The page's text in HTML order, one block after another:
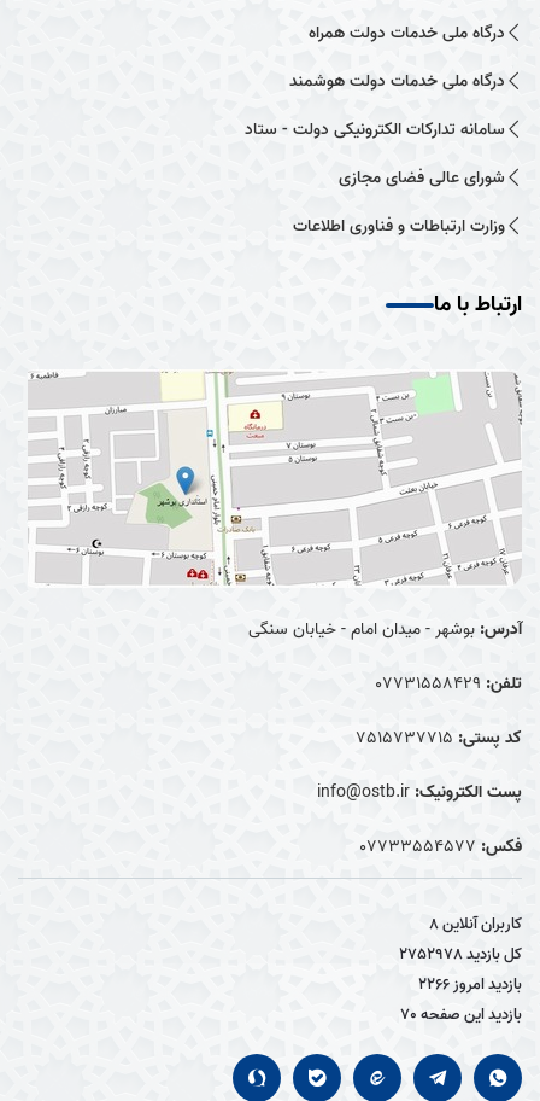
درگاه ملی خدمات دولت همراه
درگاه ملی خدمات دولت هوشمند
سامانه تدارکات الکترونیکی دولت - ستاد
شورای عالی فضای مجازی
وزارت ارتباطات و فناوری اطلاعات
ارتباط با ما
آدرس: بوشهر - میدان امام - خیابان سنگی
تلفن: 07731558429
کد پستی: 7515737715
پست الکترونیک: info@ostb.ir
فکس: 07733554577
کاربران آنلاین8
کل بازدید2752978
بازدید امروز2266
بازدید این صفحه70